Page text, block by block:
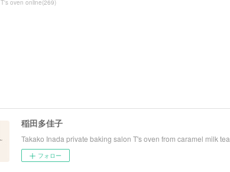
T's oven online(269)
稲田多佳子
Takako Inada private baking salon T's oven from caramel milk tea
フォロー